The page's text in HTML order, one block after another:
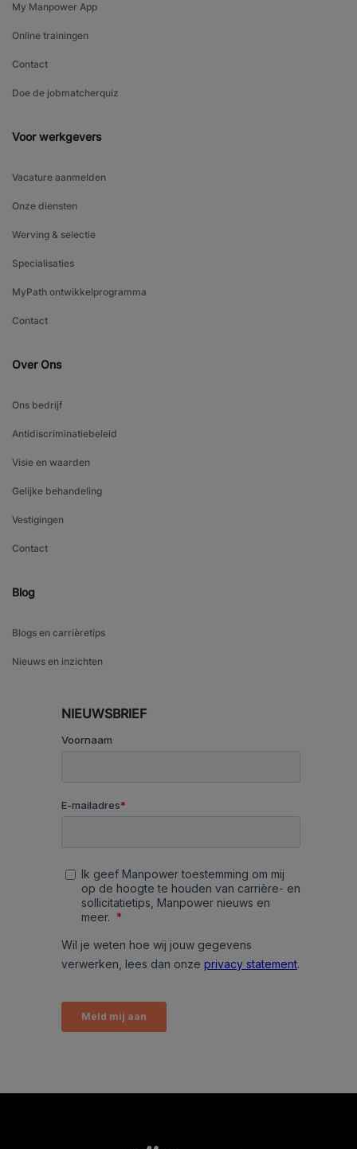
My Manpower App
Online trainingen
Contact
Doe de jobmatcherquiz
Voor werkgevers
Vacature aanmelden
Onze diensten
Werving & selectie
Specialisaties
MyPath ontwikkelprogramma
Contact
Over Ons
Ons bedrijf
Antidiscriminatiebeleid
Visie en waarden
Gelijke behandeling
Vestigingen
Contact
Blog
Blogs en carrièretips
Nieuws en inzichten
NIEUWSBRIEF